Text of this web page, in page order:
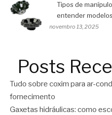
Tipos de
entender
novembro 13, 2025
Posts
Tudo sobre coxim para ar-
fornecimento
Gaxetas hidráulicas: como